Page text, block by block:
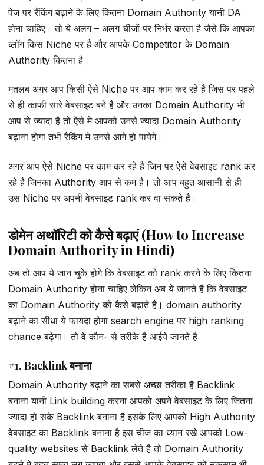
पेज पर रैंकिंग बढ़ाने के लिए कितना Domain Authority यानी DA
होना चाहिए। तो ये अलग – अलग चीजों पर निर्भर करता है जैसे कि आपका
ब्लॉग किस Niche पर है और आपके Competitor के Domain
Authority कितना है।
मतलब अगर आप किसी ऐसे Niche पर आप काम कर रहे है जिस पर पहले
से ही काफी सारे वेबसाइट बने है और उनका Domain Authority भी
आप से ज्यादा है तो ऐसे मे आपको उनसे ज्यादा Domain Authority
बढ़ाना होगा तभी रैंकिंग मे उनसे आगे हो पायेगे।
अगर आप ऐसे Niche पर काम कर रहे है जिन पर ऐसे वेबसाइट rank कर
रहे है जिनका Authority आप से कम है। तो आप बहुत आसानी से ही
उस Niche पर अपनी वेबसाइट rank कर वा सकते है।
डोमेन अथॉरिटी को कैसे बढ़ाएं (How to Increase
Domain Authority in Hindi)
अब तो आप ये जान चुके होगे कि वेबसाइट को rank करने के लिए कितना
Domain Authority होना चाहिए लेकिन अब ये जानते है कि वेबसाइट
का Domain Authority को कैसे बढ़ाते है। domain authority
बढ़ाने का सीधा ये फायदा होगा search engine पर high ranking
chance बढ़ेगा। तो वे कौन- से तरीके है आईये जानते है
#1. Backlink बनाना
Domain Authority बढ़ाने का सबसे अच्छा तरीका है Backlink
बनाना यानी Link building करना आपको अपने वेबसाइट के लिए जितना
ज्यादा हो सके Backlink बनाना है इसके लिए आपको High Authority
वेबसाइट का Backlink बनाना है इस चीज का ध्यान रखे आपको Low-
quality websites से Backlink लेते है तो Domain Authority